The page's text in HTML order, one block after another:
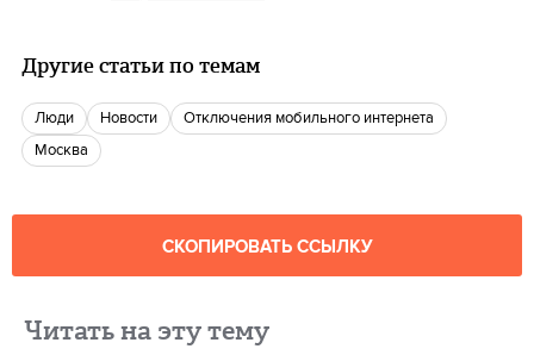
Другие статьи по темам
люди новости
отключения мобильного интернета
Москва
СКОПИРОВАТЬ ССЫЛКУ
Читать на эту тему